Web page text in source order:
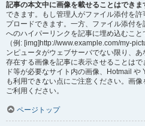
記事の本文中に画像を載せることはできま
できます。もし管理人がファイル添付を
プロードできます。一方、ファイル添付
へのハイパーリンクを記事に埋め込むこ
（例: [img]http://www.example.com/my-
ンピュータがウェブサーバでない限り、
存在する画像を記事に表示させることは
ド等が必要なサイト内の画像、Hotmail
も利用できない点にご注意ください。画
ご利用ください。
ページトップ